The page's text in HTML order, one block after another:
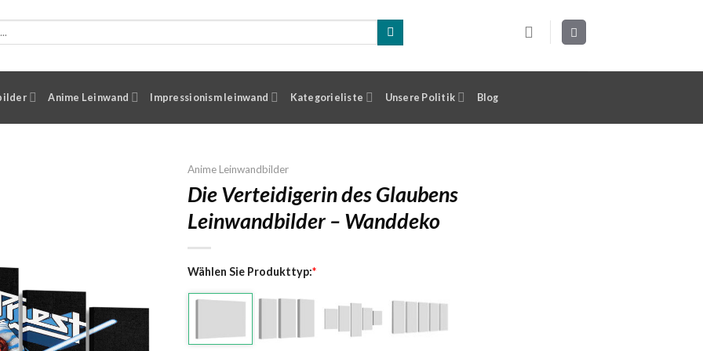
Anime Leinwand Impressionism leinwand Kategorieliste Unsere Politik Blog
Anime Leinwandbilder
Die Verteidigerin des Glaubens
Leinwandbilder – Wanddeko
Wählen Sie Produkttyp:*